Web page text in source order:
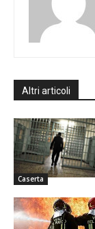
Altri articoli
Caserta